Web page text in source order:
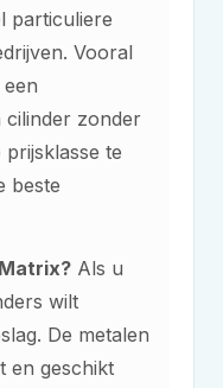
particuliere
Vooral
zonder
te
beste
Als u
wilt
De metalen
en geschikt